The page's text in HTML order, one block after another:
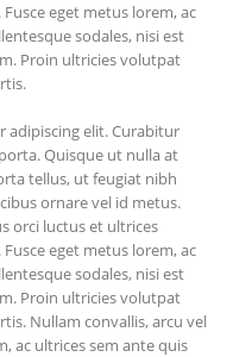
eget metus lorem, ac
sodales, nisi est
Proin ultricies volutpat
adipiscing elit. Curabitur
Quisque ut nulla at
tellus, ut feugiat nibh
ornare vel id metus.
orci luctus et ultrices
eget metus lorem, ac
sodales, nisi est
Proin ultricies volutpat
Nullam convallis, arcu vel
ac ultrices sem ante quis